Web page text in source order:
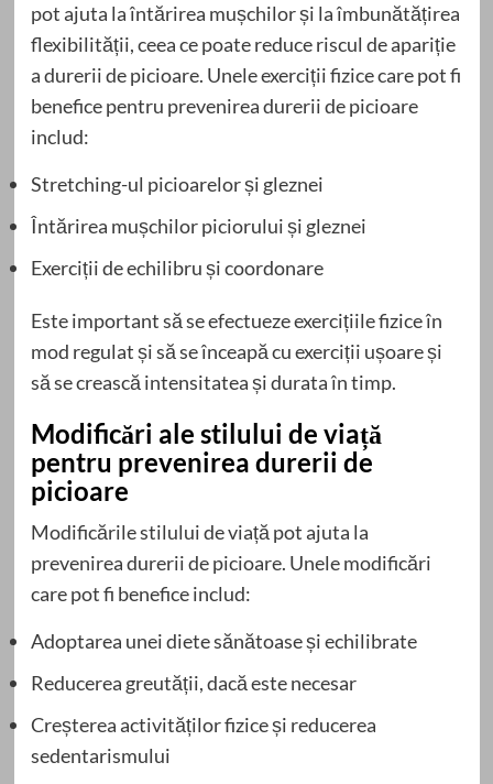
pot ajuta la întărirea mușchilor și la îmbunătățirea
flexibilității, ceea ce poate reduce riscul de apariție
a durerii de picioare. Unele exerciții fizice care pot fi
benefice pentru prevenirea durerii de picioare
includ:
Stretching-ul picioarelor și gleznei
Întărirea mușchilor piciorului și gleznei
Exerciții de echilibru și coordonare
Este important să se efectueze exercițiile fizice în
mod regulat și să se înceapă cu exerciții ușoare și
să se crească intensitatea și durata în timp.
Modificări ale stilului de viață
pentru prevenirea durerii de
picioare
Modificările stilului de viață pot ajuta la
prevenirea durerii de picioare. Unele modificări
care pot fi benefice includ:
Adoptarea unei diete sănătoase și echilibrate
Reducerea greutății, dacă este necesar
Creșterea activităților fizice și reducerea
sedentarismului